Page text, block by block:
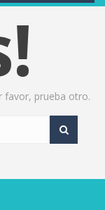
favor, prueba otro.